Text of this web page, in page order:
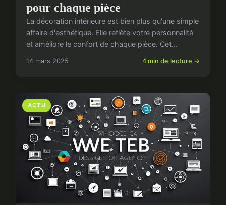
pour chaque pièce
La décoration intérieure est bien plus qu'une simple
affaire d'esthétique. Elle reflète votre personnalité
et améliore le confort de chaque pièce. Cet...
14 mars 2025 4 min de lecture →
ACTU